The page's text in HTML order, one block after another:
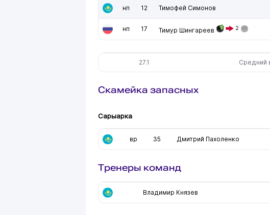
нп 12 Тимофей Симонов
нп 17 Тимур Шингареев 2
27.1 Средний
Скамейка запасных
Сарыарка
вр 35 Дмитрий Пахоленко
Тренеры команд
Владимир Князев